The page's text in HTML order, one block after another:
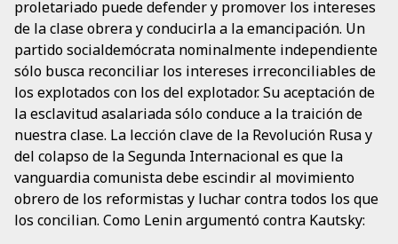
proletariado puede defender y promover los intereses
de la clase obrera y conducirla a la emancipación. Un
partido socialdemócrata nominalmente independiente
sólo busca reconciliar los intereses irreconciliables de
los explotados con los del explotador. Su aceptación de
la esclavitud asalariada sólo conduce a la traición de
nuestra clase. La lección clave de la Revolución Rusa y
del colapso de la Segunda Internacional es que la
vanguardia comunista debe escindir al movimiento
obrero de los reformistas y luchar contra todos los que
los concilian. Como Lenin argumentó contra Kautsky: